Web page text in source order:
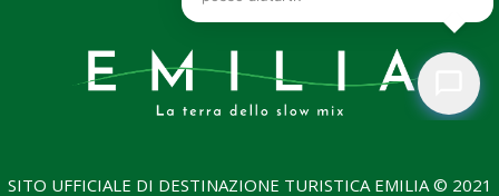
SITO UFFICIALE DI DESTINAZIONE TURISTICA EMILIA © 2021